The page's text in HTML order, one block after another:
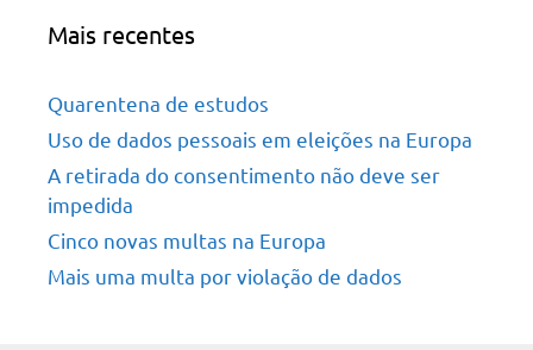
Mais recentes
Quarentena de estudos
Uso de dados pessoais em eleições na Europa
A retirada do consentimento não deve ser
impedida
Cinco novas multas na Europa
Mais uma multa por violação de dados